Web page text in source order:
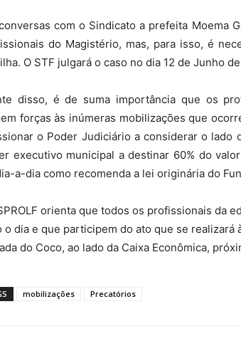
com o Sindicato a prefeita Moema
do Magistério, mas, para isso, é
O STF julgará o caso no dia 12 de Junho
disso, é de suma importância que os
forças às inúmeras mobilizações que
o Poder Judiciário a considerar o lado
executivo municipal a destinar 60% do
a-dia como recomenda a lei originária do
orienta que todos os profissionais da
o dia e que participem do ato que se realizará
do Coco, ao lado da Caixa Econômica,
mobilizações Precatórios